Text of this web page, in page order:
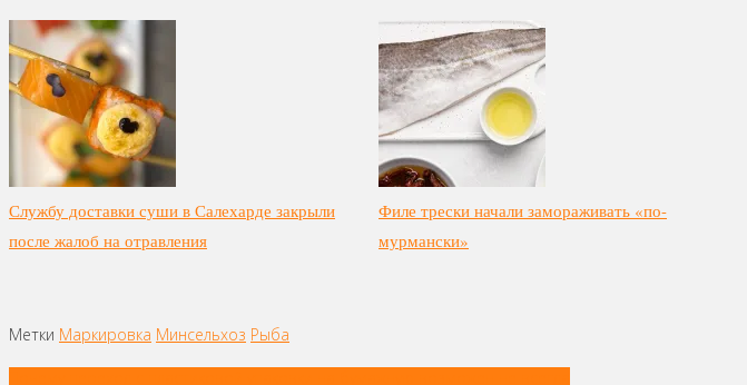
Службу доставки суши в Салехарде закрыли
после жалоб на отравления
Филе трески начали замораживать «по-
мурмански»
Метки Маркировка Минсельхоз Рыба